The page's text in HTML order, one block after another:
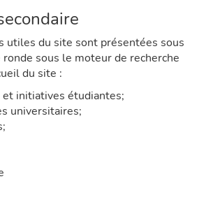
utiles du site sont présentées sous
sous le moteur de recherche
du site :
et initiatives étudiantes;
universitaires;